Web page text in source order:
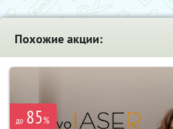
Похожие акции:
до 85%